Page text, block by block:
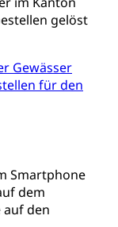
gelöst
Gewässer
für den
Smartphone
dem
auf den
KESB